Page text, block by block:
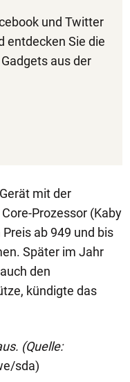
und Twitter
entdecken Sie die
aus der
mit der
Prozessor (Kaby
ab 949 und bis
Später im Jahr
den
kündigte das
(Quelle:
sda)